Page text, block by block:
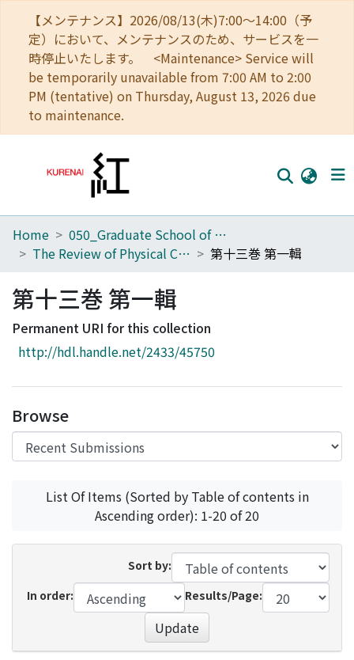
【メンテナンス】2026/08/13(木)7:00～14:00（予
定）において、メンテナンスのため、サービスを一
時停止いたします。 <Maintenance> Service will
be temporarily unavailable from 7:00 AM to 2:00
PM (tentative) on Thursday, August 13, 2026 due
to maintenance.
Home
Browse
Download Ranking
Access Statistics
Home
050_Graduate School of Science
The Review of Physical Chemistry of Japan
第十三巻 第一輯
第十三巻 第一輯
Permanent URI for this collection
http://hdl.handle.net/2433/45750
Browse
List Of Items (Sorted by Table of contents in
Ascending order): 1-20 of 20
Sort by:
In order:
Results/Page:
Update